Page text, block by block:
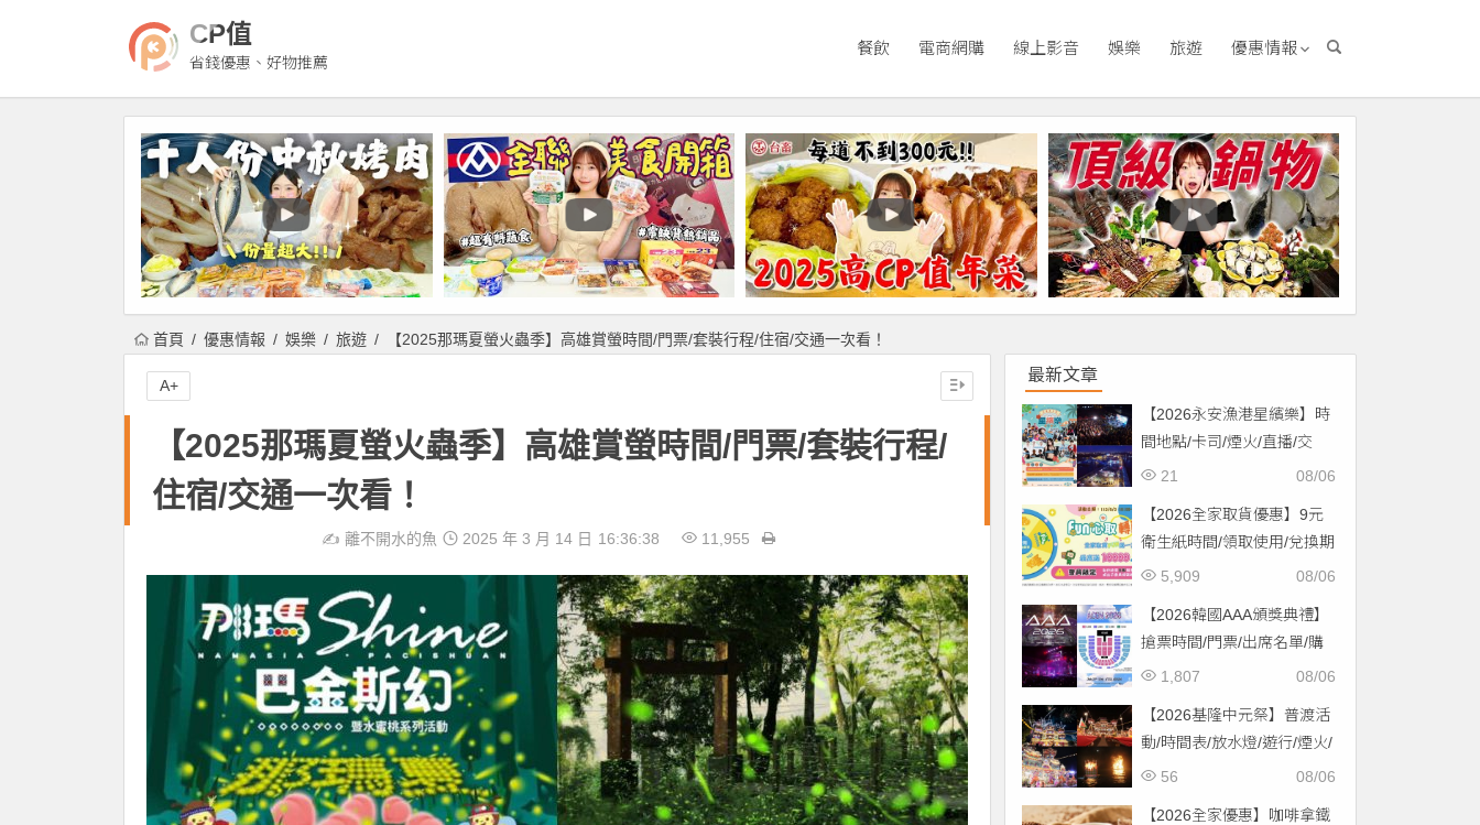
CP值
省錢優惠、好物推薦
餐飲 電商網購 線上影音 娛樂 旅遊 優惠情報
首頁 優惠情報 娛樂 旅遊 【2025那瑪夏螢火蟲季】高雄賞螢時間/門票/套裝行程/住宿/交通一次看！
【2025那瑪夏螢火蟲季】高雄賞螢時間/門票/套裝行程/
住宿/交通一次看！
✍️離不開水的魚 2025 年 3 月 14 日 16:36:38 11,955
A+
最新文章
【2026永安漁港星繽樂】時
間地點/卡司/煙火/直播/交
通，免費入場！
08/06
21
【2026全家取貨優惠】9元
衛生紙時間/領取使用/兌換期
限一次看！
08/06
5,909
【2026韓國AAA頒獎典禮】
搶票時間/門票/出席名單/購
票一次看！
08/06
1,807
【2026基隆中元祭】普渡活
動/時間表/放水燈/遊行/煙火/
交通一次看！
08/06
56
【2026全家優惠】咖啡拿鐵